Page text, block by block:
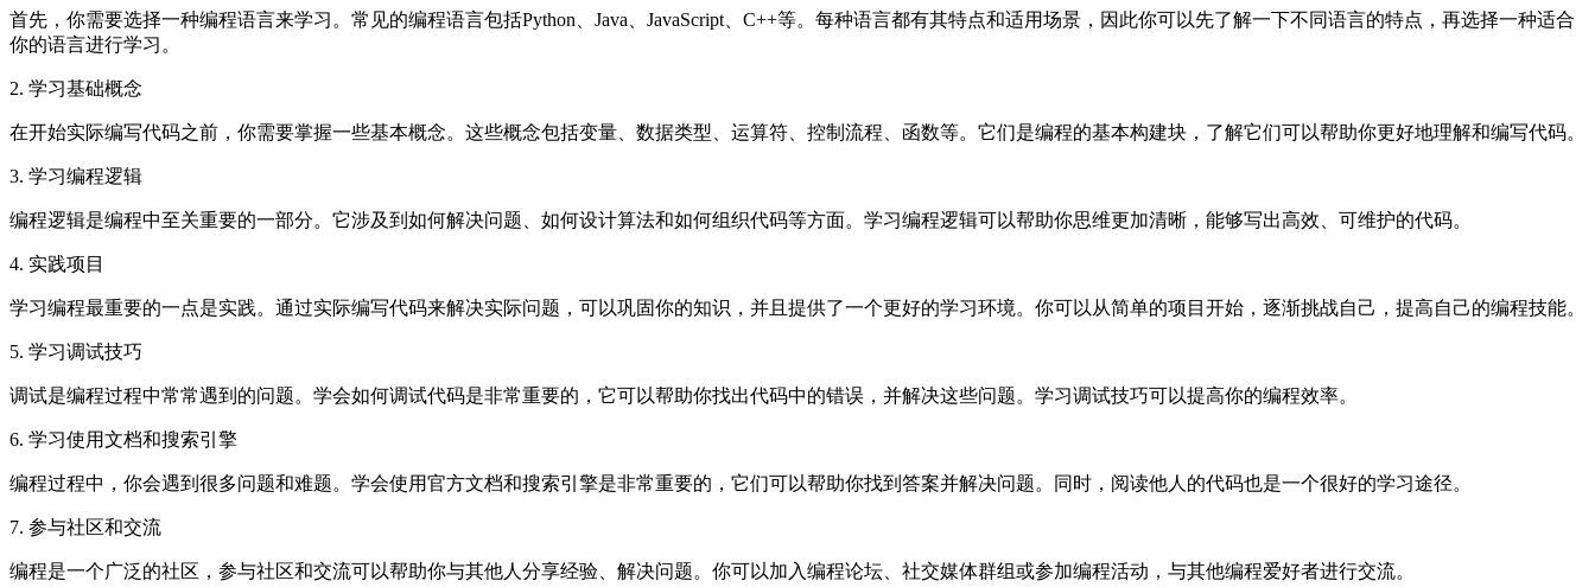
首先，你需要选择一种编程语言来学习。常见的编程语言包括Python、Java、JavaScript、C++等。每种语言都有其特点和适用场景，因此你可以先了解一下不同语言的特点，再选择一种适合
你的语言进行学习。
2. 学习基础概念
在开始实际编写代码之前，你需要掌握一些基本概念。这些概念包括变量、数据类型、运算符、控制流程、函数等。它们是编程的基本构建块，了解它们可以帮助你更好地理解和编写代码。
3. 学习编程逻辑
编程逻辑是编程中至关重要的一部分。它涉及到如何解决问题、如何设计算法和如何组织代码等方面。学习编程逻辑可以帮助你思维更加清晰，能够写出高效、可维护的代码。
4. 实践项目
学习编程最重要的一点是实践。通过实际编写代码来解决实际问题，可以巩固你的知识，并且提供了一个更好的学习环境。你可以从简单的项目开始，逐渐挑战自己，提高自己的编程技能。
5. 学习调试技巧
调试是编程过程中常常遇到的问题。学会如何调试代码是非常重要的，它可以帮助你找出代码中的错误，并解决这些问题。学习调试技巧可以提高你的编程效率。
6. 学习使用文档和搜索引擎
编程过程中，你会遇到很多问题和难题。学会使用官方文档和搜索引擎是非常重要的，它们可以帮助你找到答案并解决问题。同时，阅读他人的代码也是一个很好的学习途径。
7. 参与社区和交流
编程是一个广泛的社区，参与社区和交流可以帮助你与其他人分享经验、解决问题。你可以加入编程论坛、社交媒体群组或参加编程活动，与其他编程爱好者进行交流。